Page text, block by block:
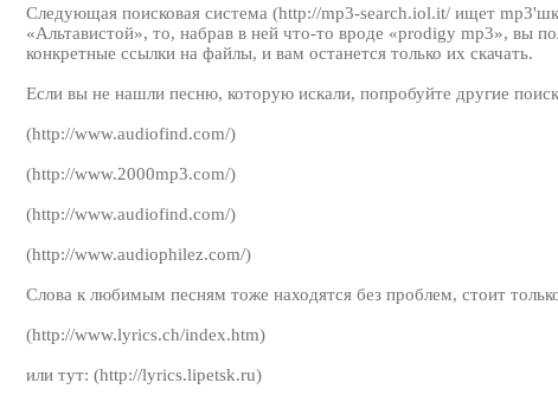
Следующая поисковая система (http://mp3-search.iol.it/ ищет
«Альтавистой», то, набрав в ней что-то вроде «prodigy mp3», вы
конкретные ссылки на файлы, и вам останется только их скачать.
Если вы не нашли песню, которую искали, попробуйте другие
(http://www.audiofind.com/)
(http://www.2000mp3.com/)
(http://www.audiofind.com/)
(http://www.audiophilez.com/)
Слова к любимым песням тоже находятся без проблем, стоит
(http://www.lyrics.ch/index.htm)
или тут: (http://lyrics.lipetsk.ru)